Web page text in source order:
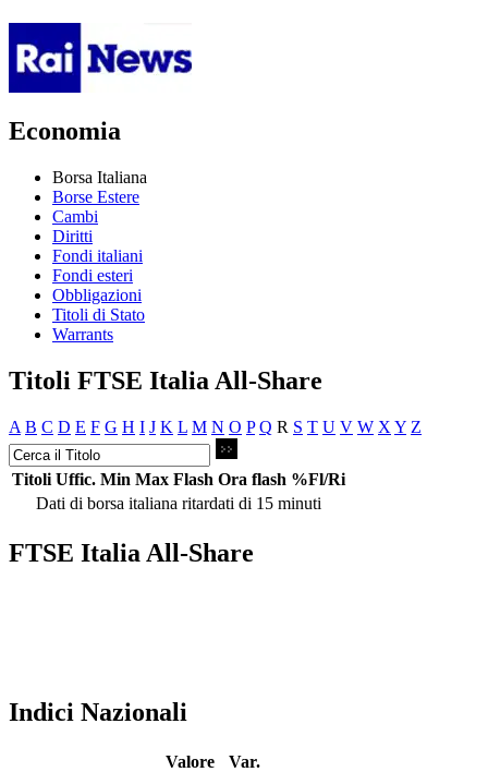
Economia
Borsa Italiana
Borse Estere
Cambi
Diritti
Fondi italiani
Fondi esteri
Obbligazioni
Titoli di Stato
Warrants
Titoli FTSE Italia All-Share
A B C D E F G H I J K L M N O P Q R S T U V W X Y Z
Titoli Uffic. Min Max Flash Ora flash %Fl/Ri
Dati di borsa italiana ritardati di 15 minuti
FTSE Italia All-Share
Indici Nazionali
Valore
Var.